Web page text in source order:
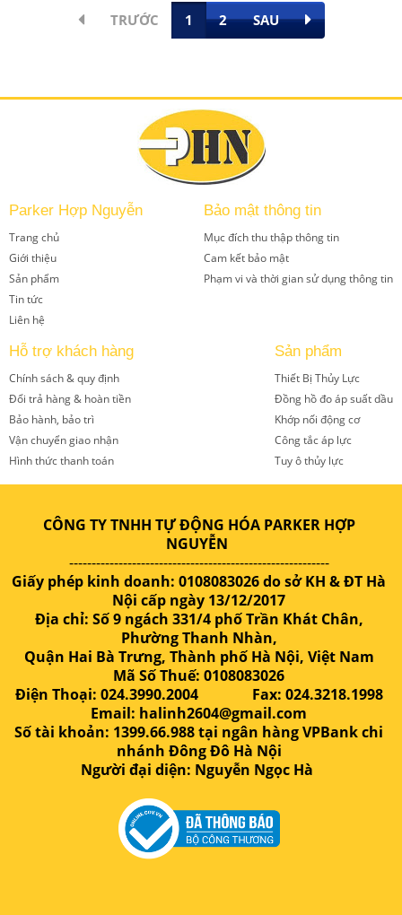
TRƯỚC 1 2 SAU
Parker Hợp Nguyễn
Trang chủ
Giới thiệu
Sản phẩm
Tin tức
Liên hệ
Bảo mật thông tin
Mục đích thu thập thông tin
Cam kết bảo mật
Phạm vi và thời gian sử dụng thông tin
Hỗ trợ khách hàng
Chính sách & quy định
Đổi trả hàng & hoàn tiền
Bảo hành, bảo trì
Vận chuyển giao nhận
Hình thức thanh toán
Sản phẩm
Thiết Bị Thủy Lực
Đồng hồ đo áp suất dầu
Khớp nối động cơ
Công tắc áp lực
Tuy ô thủy lực
CÔNG TY TNHH TỰ ĐỘNG HÓA PARKER HỢP
NGUYỄN
----------------------------------------------------------
Giấy phép kinh doanh: 0108083026 do sở KH & ĐT Hà
Nội cấp ngày 13/12/2017
Địa chỉ: Số 9 ngách 331/4 phố Trần Khát Chân,
Phường Thanh Nhàn,
Quận Hai Bà Trưng, Thành phố Hà Nội, Việt Nam
Mã Số Thuế: 0108083026
Điện Thoại: 024.3990.2004 Fax: 024.3218.1998
Email: halinh2604@gmail.com
Số tài khoản: 1399.66.988 tại ngân hàng VPBank chi
nhánh Đông Đô Hà Nội
Người đại diện: Nguyễn Ngọc Hà